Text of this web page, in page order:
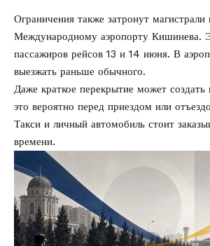
Ограничения также затронут магистрали
Международному аэропорту Кишинева.
пассажиров рейсов 13 и 14 июня. В
выезжать раньше обычного.
Даже краткое перекрытие может
это вероятно перед приездом или
Такси и личный автомобиль стоит
времени.